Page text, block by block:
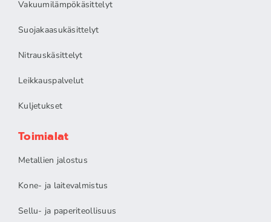
Vakuumilämpökäsittelyt
Suojakaasukäsittelyt
Nitrauskäsittelyt
Leikkauspalvelut
Kuljetukset
Toimialat
Metallien jalostus
Kone- ja laitevalmistus
Sellu- ja paperiteollisuus